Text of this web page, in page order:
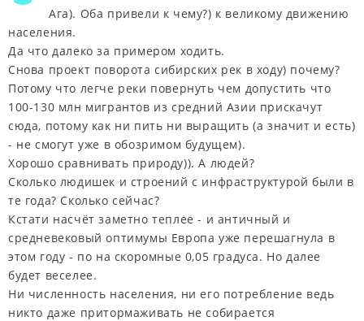
Ага). Оба привели к чему?) к великому движению
населения.
Да что далеко за примером ходить.
Снова проект поворота сибирских рек в ходу) почему?
Потому что легче реки повернуть чем допустить что
100-130 млн мигрантов из средний Азии прискачут
сюда, потому как ни пить ни выращить (а значит и есть)
- не смогут уже в обозримом будущем).
Хорошо сравнивать природу)). А людей?
Сколько людишек и строений с инфраструктурой были в
те года? Сколько сейчас?
Кстати насчёт заметно теплее - и античный и
средневековый оптимумы Европа уже перешагнула в
этом году - по на скоромные 0,05 градуса. Но далее
будет веселее.
Ни численность населения, ни его потребление ведь
никто даже притормаживать не собирается